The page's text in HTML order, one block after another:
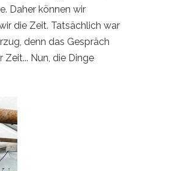
Daher können wir
die Zeit. Tatsächlich war
denn das Gespräch
Nun, die Dinge